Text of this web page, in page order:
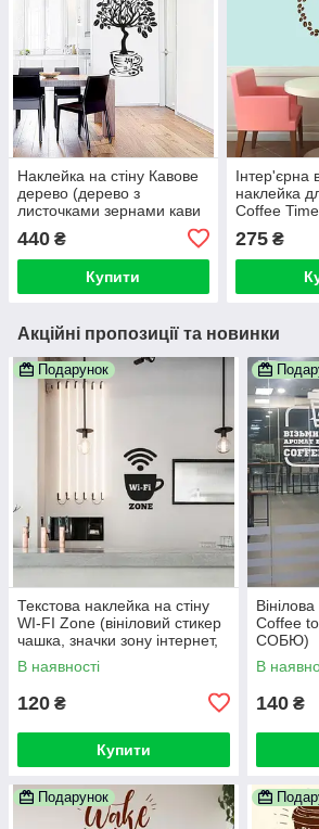
Наклейка на стіну Кавове
дерево (дерево з
листочками зернами кави
440 ₴
Купити
Інтер'єрна
наклейка
Coffee
275₴
Акційні пропозиції та новинки
Подарунок
Текстова наклейка на стіну
WI-FI Zone (вініловий стикер
чашка, значки зону інтернет,
вай-фай зона)
В наявності
120 ₴
Купити
Coffee
СОБЮ)
В
140 ₴
Подарунок